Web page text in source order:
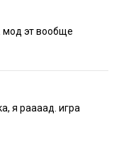
мод эт вообще
я раааад. игра